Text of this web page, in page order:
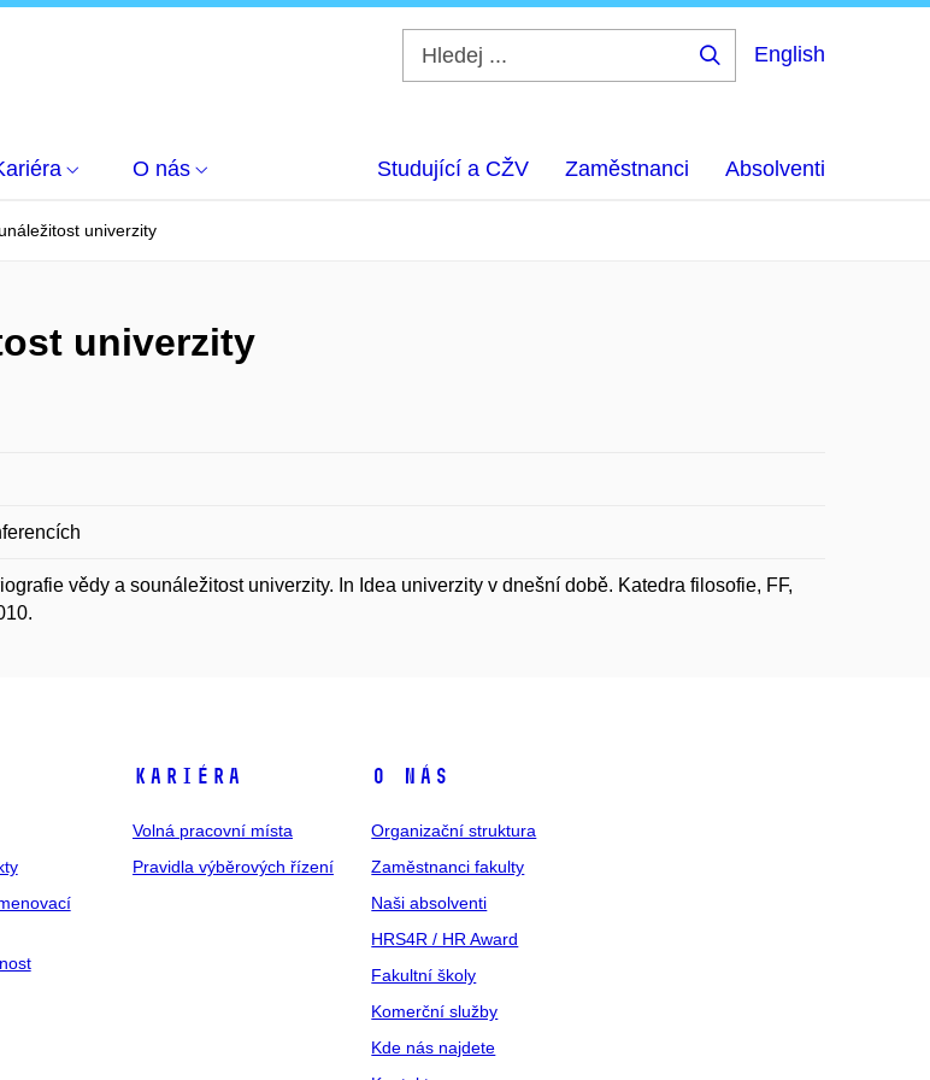
English
O nás Studující a CŽV Zaměstnanci Absolventi
univerzity
univerzity
vědy a sounáležitost univerzity. In Idea univerzity v dnešní době. Katedra filosofie, FF,
Kariéra
Volná pracovní místa
Pravidla výběrových řízení
O nás
Organizační struktura
Zaměstnanci fakulty
Naši absolventi
HRS4R / HR Award
Fakultní školy
Komerční služby
Kde nás najdete